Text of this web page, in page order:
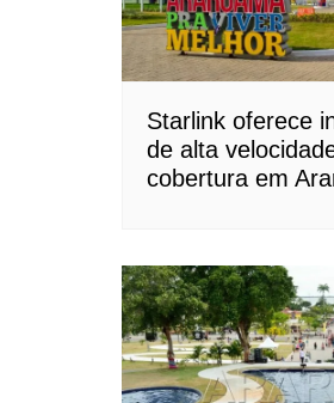
Starlink oferece
de alta
cobertura em